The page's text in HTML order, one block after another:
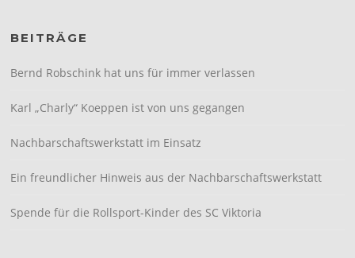
BEITRÄGE
Bernd Robschink hat uns für immer verlassen
Karl „Charly“ Koeppen ist von uns gegangen
Nachbarschaftswerkstatt im Einsatz
Ein freundlicher Hinweis aus der Nachbarschaftswerkstatt
Spende für die Rollsport-Kinder des SC Viktoria